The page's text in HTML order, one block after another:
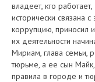
владеет, кто
исторически связана
коррупцию, приносил
их деятельности
Мириам, глава семьи,
тюрьме, а ее сын
правила в городе и